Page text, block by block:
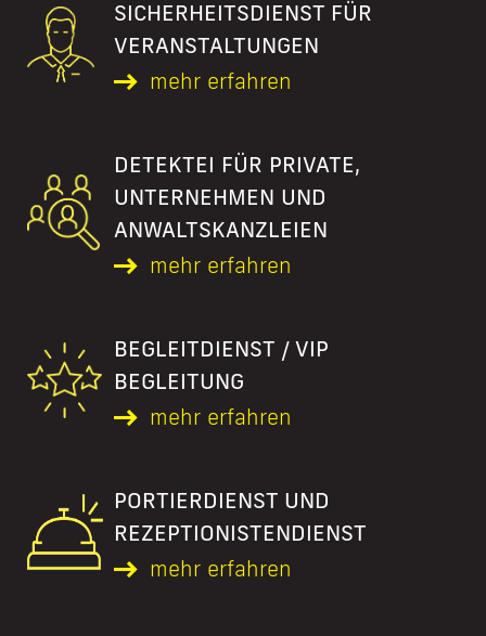
SICHERHEITS­DIENST FÜR
VERANSTALTUNGEN
mehr erfahren
DETEKTEI FÜR PRIVATE,
UNTERNEHMEN UND
ANWALTSKANZLEIEN
mehr erfahren
BEGLEITDIENST / VIP
BEGLEITUNG
mehr erfahren
PORTIERDIENST UND
REZEPTIONISTEN­DIENST
mehr erfahren